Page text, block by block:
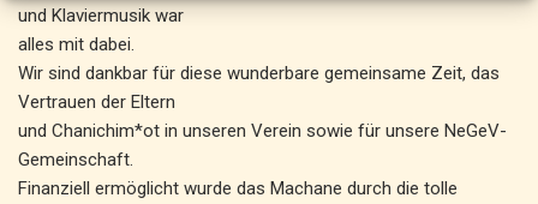
und Klaviermusik war
alles mit dabei.
Wir sind dankbar für diese wunderbare gemeinsame Zeit, das
Vertrauen der Eltern
und Chanichim*ot in unseren Verein sowie für unsere NeGeV-
Gemeinschaft.
Finanziell ermöglicht wurde das Machane durch die tolle